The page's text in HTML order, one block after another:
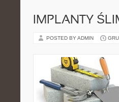
IMPLANTY
POSTED BY ADMIN